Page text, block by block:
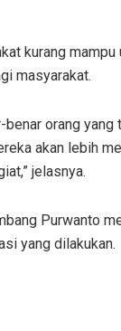
kurang
masyarakat.
orang
akan lebih
jelasnya.
Purwanto
yang dilakukan.